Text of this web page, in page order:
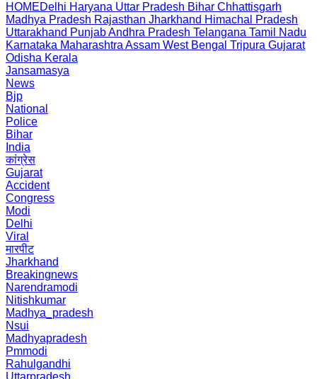
HOMEDelhi Haryana Uttar Pradesh Bihar Chhattisgarh
Madhya Pradesh Rajasthan Jharkhand Himachal Pradesh
Uttarakhand PunjabAndhra Pradesh Telangana Tamil Nadu
Karnataka Maharashtra Assam West Bengal Tripura Gujarat
Odisha Kerala
Jansamasya
News
Bjp
National
Police
Bihar
India
कांग्रेस
Gujarat
Accident
Congress
Modi
Delhi
Viral
मारपीट
Jharkhand
Breakingnews
Narendramodi
Nitishkumar
Madhya_pradesh
Nsui
Madhyapradesh
Pmmodi
Rahulgandhi
Uttarpradesh